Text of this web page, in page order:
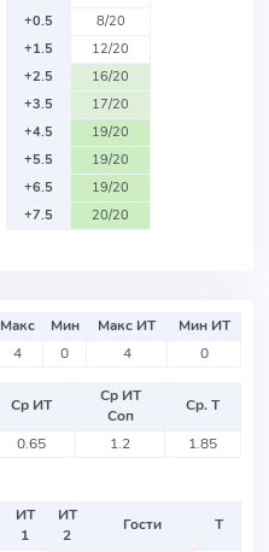
+0.5
8/20
+1.5
12/20
+2.5
16/20
+3.5
17/20
+4.5
19/20
+5.5
19/20
+6.5
19/20
+7.5
20/20
Макс Мин Макс ИТ
Мин ИТ
4 0 4 0
Ср ИТ
Ср ИТ
Соп
Ср. Т
0.65 1.2 1.85
ИТ
1
ИТ
2
Гости Т